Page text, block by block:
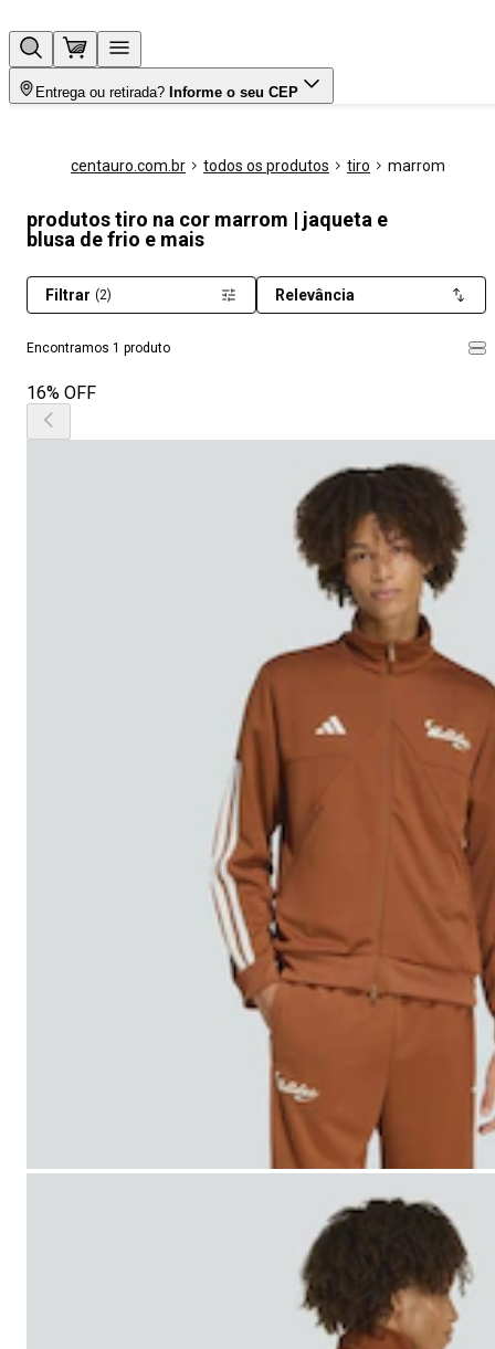
Entrega ou retirada? Informe o seu CEP
centauro.com.br todos os produtos tiro marrom
produtos tiro na cor marrom | jaqueta e
blusa de frio e mais
Encontramos 1 produto
Filtrar (2) Relevância
16% OFF